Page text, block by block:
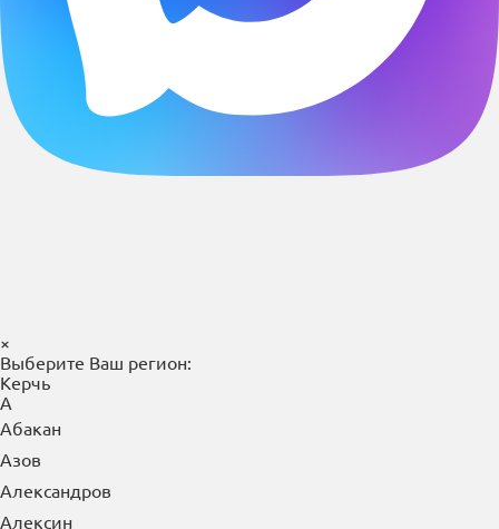
×
Выберите Ваш регион:
Керчь
А
Абакан
Азов
Александров
Алексин